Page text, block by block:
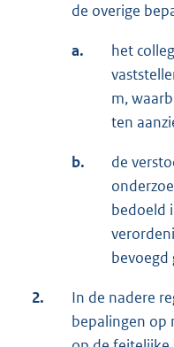
de overige
a.
het
m,
ten
b.
de
bedoeld
bevoegd
2.
In de nadere
bepalingen op